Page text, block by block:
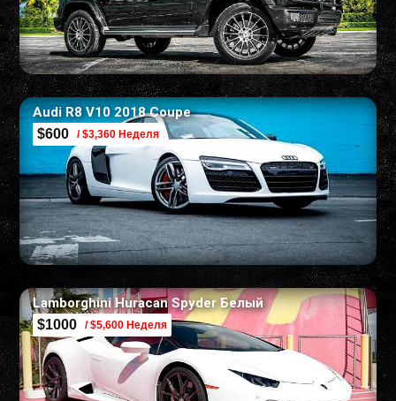
Audi R8 V10 2018 Coupe
$600 / $3,360 Неделя
Lamborghini Huracan Spyder Белый
$1000 / $5,600 Неделя